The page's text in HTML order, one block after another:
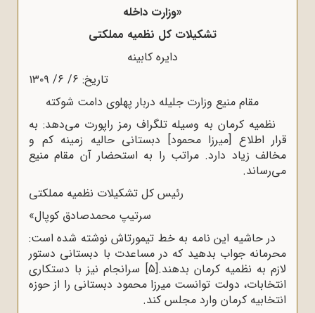
«وزارت داخله
تشکیلات کل نظمیه مملکتی
دایره کابینه
تاریخ: ۶/ ۶/ ۱۳۰۹
مقام منیع وزارت جلیله دربار پهلوی دامت شوکته
نظمیه کرمان به وسیله تلگراف رمز راپورت می‌دهد: به
قرار اطلاع [میرزا محمود] دبستانی حالیه زمینه کم و
مخالف زیاد دارد. مراتب را به استحضار آن مقام منیع
می‌رساند.
رئیس کل تشکیلات نظمیه مملکتی
سرتیپ محمدصادق کوپال»
در حاشیه این نامه به خط تیمورتاش نوشته شده است:
محرمانه جواب بدهید که در مساعدت با دبستانی دستور
لازم به نظمیه کرمان بدهند.[5]
سرانجام نیز با دستکاری
انتخابات، دولت توانست میرزا محمود دبستانی را از حوزه
انتخابیه کرمان وارد مجلس کند.